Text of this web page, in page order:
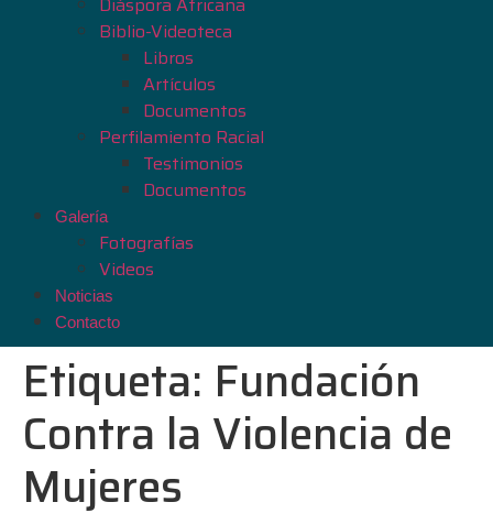
Biblio-Videoteca
Libros
Artículos
Documentos
Perfilamiento Racial
Testimonios
Documentos
Galería
Fotografías
Videos
Noticias
Contacto
Etiqueta: Fundación
Contra la Violencia de
Mujeres